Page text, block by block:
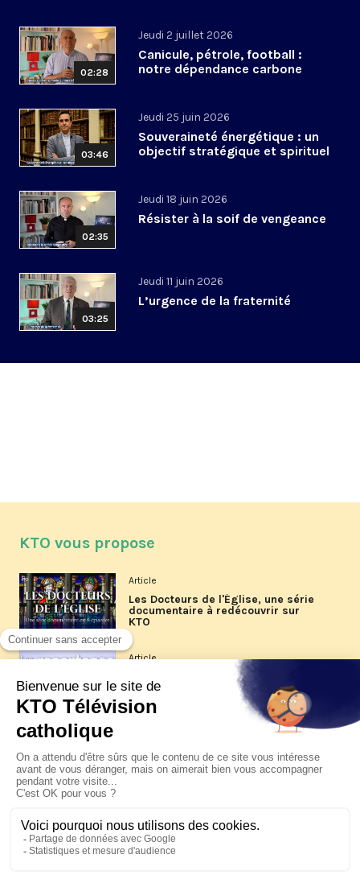
02:28
Jeudi 2 juillet 2026
Canicule, pétrole, football :
notre dépendance carbone
03:46
Jeudi 25 juin 2026
Souveraineté énergétique : un
objectif stratégique et spirituel
02:35
Jeudi 18 juin 2026
Résister à la soif de vengeance
03:25
Jeudi 11 juin 2026
L’urgence de la fraternité
KTO vous propose
Article
Les Docteurs de l'Église, une série
documentaire à redécouvrir sur
KTO
Article
Les reportages d'été 2026 de KTO
La visite pastorale du pape Léon
XIV à Assise à suivre sur KTO le
jeudi 6 août
Le pape en Uruguay, Argentine et
Pérou du 6 au 17 novembre 2026